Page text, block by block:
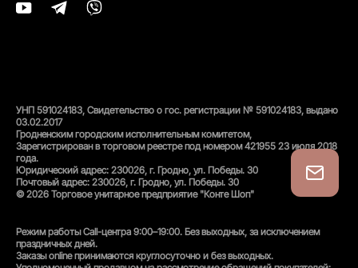
УНП 591024183, Свидетельство о гос. регистрации № 591024183, выдано
03.02.2017
Гродненским городским исполнительным комитетом,
Зарегистрирован в торговом реестре под номером 421955 23 июля 2018
года.
Юридический адрес: 230026, г. Гродно, ул. Победы. 30
Почтовый адрес: 230026, г. Гродно, ул. Победы. 30
© 2026 Торговое унитарное предприятие "Конте Шоп"
Режим работы Call-центра 9:00–19:00. Без выходных, за исключением
праздничных дней.
Заказы online принимаются круглосуточно и без выходных.